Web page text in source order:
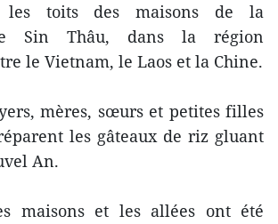
les toits des maisons de la
Sin Thâu, dans la région
le Vietnam, le Laos et la Chine.
mères, sœurs et petites filles
les gâteaux de riz gluant
An.
maisons et les allées ont été